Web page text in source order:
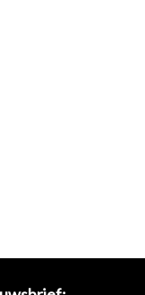
kenmerkt. Tijdloos
binnenwerk.
‘less is more’ en
is in combinatie
blijver die dus nog
het rechte ontwerp,